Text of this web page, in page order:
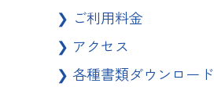
❯ ご利用料金
❯ アクセス
❯ 各種書類ダウンロード